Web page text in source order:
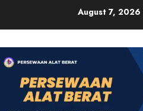
August 7, 2026